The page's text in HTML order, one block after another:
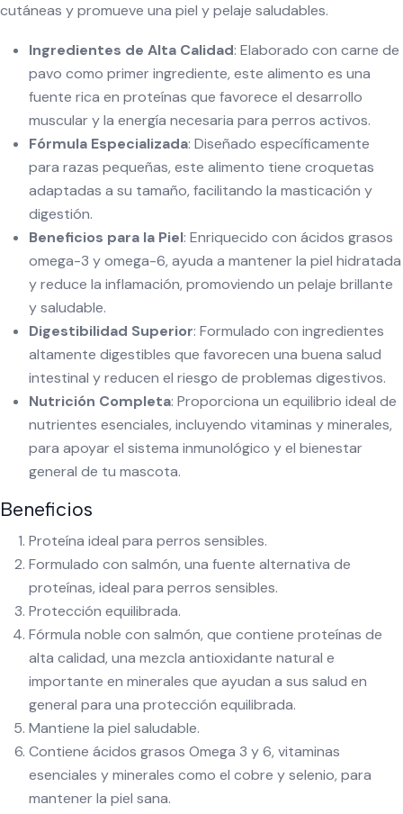
cutáneas y promueve una piel y pelaje saludables.
Ingredientes de Alta Calidad: Elaborado con carne de
pavo como primer ingrediente, este alimento es una
fuente rica en proteínas que favorece el desarrollo
muscular y la energía necesaria para perros activos.
Fórmula Especializada: Diseñado específicamente
para razas pequeñas, este alimento tiene croquetas
adaptadas a su tamaño, facilitando la masticación y
digestión.
Beneficios para la Piel: Enriquecido con ácidos grasos
omega-3 y omega-6, ayuda a mantener la piel hidratada
y reduce la inflamación, promoviendo un pelaje brillante
y saludable.
Digestibilidad Superior: Formulado con ingredientes
altamente digestibles que favorecen una buena salud
intestinal y reducen el riesgo de problemas digestivos.
Nutrición Completa: Proporciona un equilibrio ideal de
nutrientes esenciales, incluyendo vitaminas y minerales,
para apoyar el sistema inmunológico y el bienestar
general de tu mascota.
Beneficios
Proteína ideal para perros sensibles.
Formulado con salmón, una fuente alternativa de
proteínas, ideal para perros sensibles.
Protección equilibrada.
Fórmula noble con salmón, que contiene proteínas de
alta calidad, una mezcla antioxidante natural e
importante en minerales que ayudan a sus salud en
general para una protección equilibrada.
Mantiene la piel saludable.
Contiene ácidos grasos Omega 3 y 6, vitaminas
esenciales y minerales como el cobre y selenio, para
mantener la piel sana.